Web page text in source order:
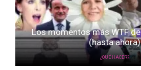
Los momentos más WTF
(hasta ahora)
¿QUÉ HACER?